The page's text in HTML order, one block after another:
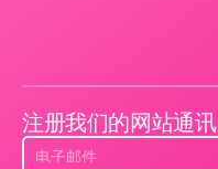
注册我们的网站通讯